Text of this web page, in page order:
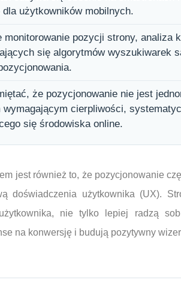
dla użytkowników mobilnych.
monitorowanie pozycji strony, analiza
się algorytmów wyszukiwarek
że pozycjonowanie nie jest
wymagającym cierpliwości,
się środowiska online.
jest również to, że pozycjonowanie
doświadczenia użytkownika (UX).
nie tylko lepiej radzą
na konwersję i budują pozytywny